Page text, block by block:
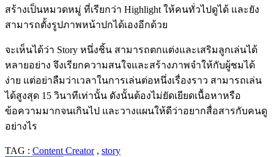
สร้างเป็นหมวดหมู่ ที่เรียกว่า Highlight ให้คนทั่วไปดูได้ และยัง
สามารถตั้งรูปภาพหน้าปกได้เองอีกด้วย
จะเห็นได้ว่า Story หนึ่งชิ้น สามารถตกแต่งและเสริมลูกเล่นได้
หลายอย่าง จึงเรียกความสนใจและสร้างภาพจำให้กับผู้ชมได้
ง่าย แต่อย่าลืมว่าเวลาในการเล่นต่อหนึ่งเรื่องราว สามารถเล่น
ได้สูงสุด 15 วินาทีเท่านั้น ดังนั้นต้องไม่ยัดเยียดเนื้อหาหรือ
ข้อความมากจนเกินไป และวางแผนให้ดีว่าอยากสื่อสารกับคนดู
อย่างไร
TAG : Content Creator, story